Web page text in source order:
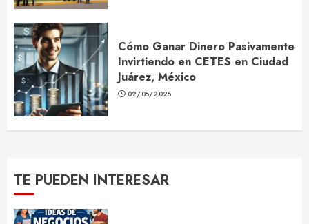
Cómo Ganar Dinero Pasivamente
Invirtiendo en CETES en Ciudad
Juárez, México
02/05/2025
TE PUEDEN INTERESAR